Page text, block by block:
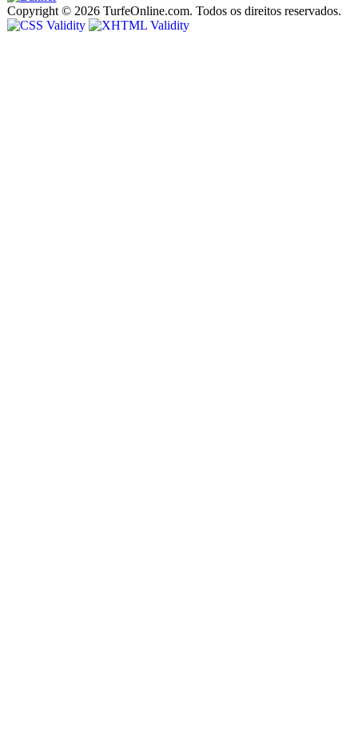
Copyright © 2026 TurfeOnline.com. Todos os direitos reservados.